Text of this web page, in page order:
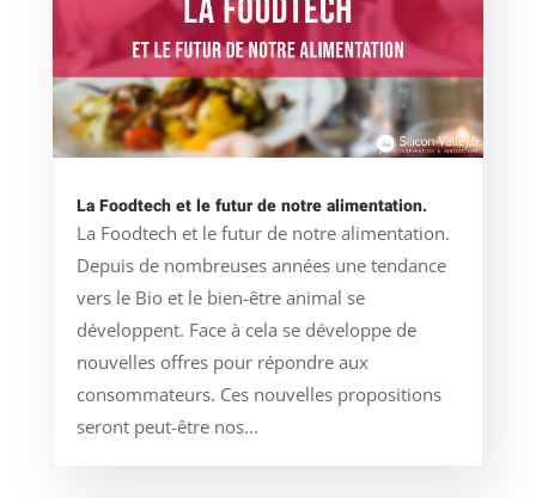
La Foodtech et le futur de notre alimentation.
La Foodtech et le futur de notre alimentation.
Depuis de nombreuses années une tendance
vers le Bio et le bien-être animal se
développent. Face à cela se développe de
nouvelles offres pour répondre aux
consommateurs. Ces nouvelles propositions
seront peut-être nos...